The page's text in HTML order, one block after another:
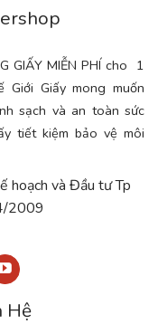
GIẤY MIỄN PHÍ cho 1
Giới Giấy mong muốn
sạch và an toàn sức
tiết kiệm bảo vệ môi
hoạch và Đầu tư Tp
2009
Hệ